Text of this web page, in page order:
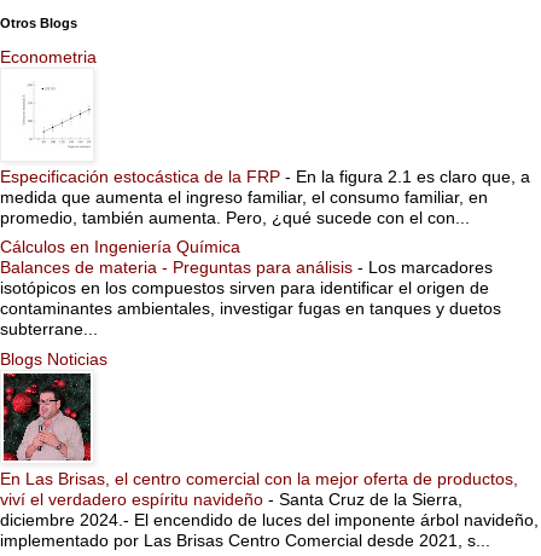
Otros Blogs
Econometria
Especificación estocástica de la FRP - En la figura 2.1 es claro que, a
medida que aumenta el ingreso familiar, el consumo familiar, en
promedio, también aumenta. Pero, ¿qué sucede con el con...
Cálculos en Ingeniería Química
Balances de materia - Preguntas para análisis - Los marcadores
isotópicos en los compuestos sirven para identificar el origen de
contaminantes ambientales, investigar fugas en tanques y duetos
subterrane...
Blogs Noticias
En Las Brisas, el centro comercial con la mejor oferta de productos,
viví el verdadero espíritu navideño - Santa Cruz de la Sierra,
diciembre 2024.- El encendido de luces del imponente árbol navideño,
implementado por Las Brisas Centro Comercial desde 2021, s...